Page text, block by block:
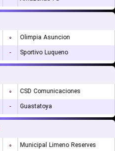
۰
Olimpia Asuncion
- Sportivo Luqueno
۰
CSD Comunicaciones
- Guastatoya
۰
Municipal Limeno Reserves